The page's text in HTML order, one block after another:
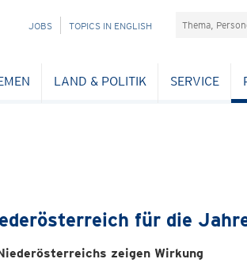
NAVIGATION
JOBS TOPICS IN ENGLISH Suchefeld
LAND & POLITIK SERVICE
für die
zeigen Wirkung